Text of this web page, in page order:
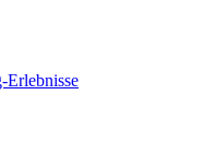
Erlebnisse